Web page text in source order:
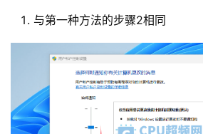
与第一种方法的步骤2相同